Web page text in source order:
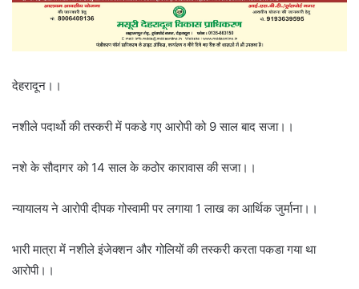
देहरादून।।
नशीले पदार्थो की तस्करी में पकडे गए आरोपी को 9 साल बाद सजा।।
नशे के सौदागर को 14 साल के कठोर कारावास की सजा।।
न्यायालय ने आरोपी दीपक गोस्वामी पर लगाया 1 लाख का आर्थिक जुर्माना।।
भारी मात्रा में नशीले इंजेक्शन और गोलियों की तस्करी करता पकडा गया था
आरोपी।।